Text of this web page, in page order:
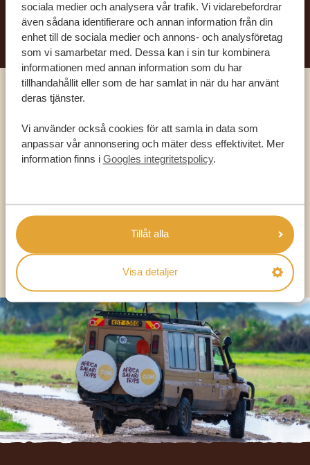
sociala medier och analysera vår trafik. Vi vidarebefordrar
även sådana identifierare och annan information från din
enhet till de sociala medier och annons- och analysföretag
som vi samarbetar med. Dessa kan i sin tur kombinera
informationen med annan information som du har
tillhandahållit eller som de har samlat in när du har använt
deras tjänster.
Vi använder också cookies för att samla in data som
anpassar vår annonsering och mäter dess effektivitet. Mer
information finns i Googles integritetspolicy.
Tillåt alla
Visa detaljer
BÖRJA PLANERA DIN DRÖMRESA
Ring en av våra experter
VÅRA SPECIALISTER FINNS HÄR FÖR ATT
HJÄLPA DIG
SV:+31 174 788 101
OLIKA LÄNDER
Footer